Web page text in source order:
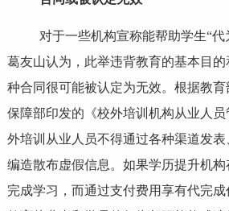
对于一些机构宣称能帮助学生“代
葛友山认为，此举违背教育的基本目
种合同很可能被认定为无效。根据教
保障部印发的《校外培训机构从业人
外培训从业人员不得通过各种渠道发
编造散布虚假信息。如果学历提升机
完成学习，而通过支付费用享有代完成